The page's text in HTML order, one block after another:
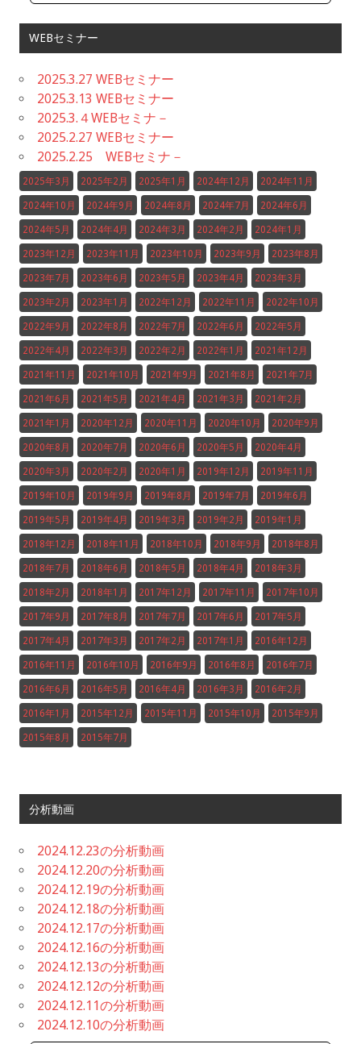
WEBセミナー
2025.3.27 WEBセミナー
2025.3.13 WEBセミナー
2025.3.４WEBセミナ－
2025.2.27 WEBセミナー
2025.2.25 WEBセミナ－
2025年3月 2025年2月 2025年1月 2024年12月 2024年11月
2024年10月 2024年9月 2024年8月 2024年7月 2024年6月
2024年5月 2024年4月 2024年3月 2024年2月 2024年1月
2023年12月 2023年11月 2023年10月 2023年9月 2023年8月
2023年7月 2023年6月 2023年5月 2023年4月 2023年3月
2023年2月 2023年1月 2022年12月 2022年11月 2022年10月
2022年9月 2022年8月 2022年7月 2022年6月 2022年5月
2022年4月 2022年3月 2022年2月 2022年1月 2021年12月
2021年11月 2021年10月 2021年9月 2021年8月 2021年7月
2021年6月 2021年5月 2021年4月 2021年3月 2021年2月
2021年1月 2020年12月 2020年11月 2020年10月 2020年9月
2020年8月 2020年7月 2020年6月 2020年5月 2020年4月
2020年3月 2020年2月 2020年1月 2019年12月 2019年11月
2019年10月 2019年9月 2019年8月 2019年7月 2019年6月
2019年5月 2019年4月 2019年3月 2019年2月 2019年1月
2018年12月 2018年11月 2018年10月 2018年9月 2018年8月
2018年7月 2018年6月 2018年5月 2018年4月 2018年3月
2018年2月 2018年1月 2017年12月 2017年11月 2017年10月
2017年9月 2017年8月 2017年7月 2017年6月 2017年5月
2017年4月 2017年3月 2017年2月 2017年1月 2016年12月
2016年11月 2016年10月 2016年9月 2016年8月 2016年7月
2016年6月 2016年5月 2016年4月 2016年3月 2016年2月
2016年1月 2015年12月 2015年11月 2015年10月 2015年9月
2015年8月 2015年7月
分析動画
2024.12.23の分析動画
2024.12.20の分析動画
2024.12.19の分析動画
2024.12.18の分析動画
2024.12.17の分析動画
2024.12.16の分析動画
2024.12.13の分析動画
2024.12.12の分析動画
2024.12.11の分析動画
2024.12.10の分析動画